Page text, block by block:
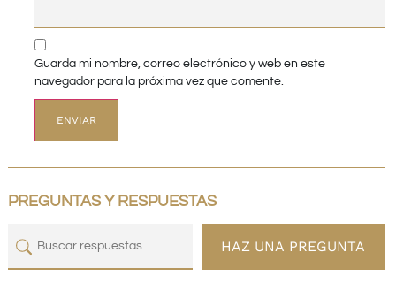
Guarda mi nombre, correo electrónico y web en este
navegador para la próxima vez que comente.
PREGUNTAS Y RESPUESTAS
HAZ UNA PREGUNTA